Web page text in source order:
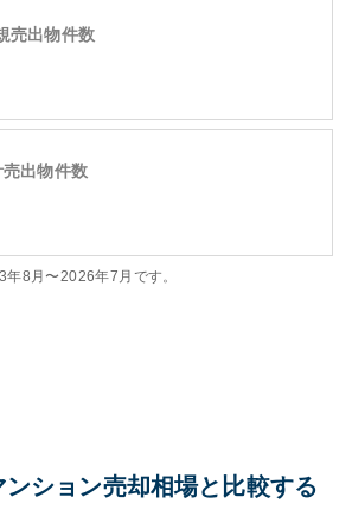
売出物件数
出物件数
年8月〜2026年7月 です。
ション売却相場と比較する